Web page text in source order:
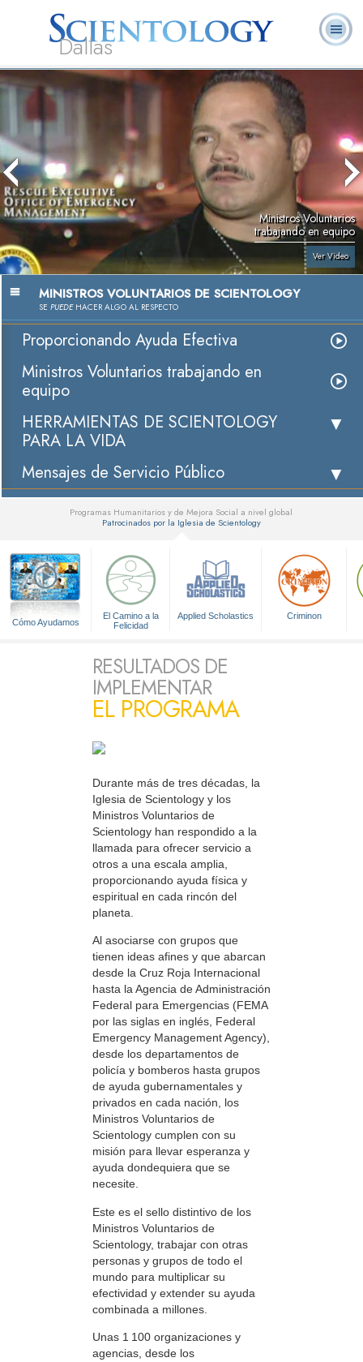
Dallas
Acerca de
Nosotros
L. Ronald
¿Qué es
Scientology?
Ministros
Voluntarios
Preguntas
Frecuentes
Ministros Voluntarios
trabajando en equipo
Ver Video
MINISTROS VOLUNTARIOS DE SCIENTOLOGY
SE PUEDEHACER ALGO AL RESPECTO
Proporcionando Ayuda Efectiva
Ministros Voluntarios trabajando en
equipo
HERRAMIENTAS DE SCIENTOLOGY
PARA LA VIDA
Mensajes de Servicio Público
Programas Humanitarios y de Mejora Social a nivel global
Patrocinados por la Iglesia de Scientology
Cómo Ayudamos
El Camino a la
Felicidad
Applied Scholastics Criminon
RESULTADOS DE
IMPLEMENTAR
EL PROGRAMA
Durante más de tres décadas, la
Iglesia de Scientology y los
Ministros Voluntarios de
Scientology han respondido a la
llamada para ofrecer servicio a
otros a una escala amplia,
proporcionando ayuda física y
espiritual en cada rincón del
planeta.
Al asociarse con grupos que
tienen ideas afines y que abarcan
desde la Cruz Roja Internacional
hasta la Agencia de Administración
Federal para Emergencias (FEMA
por las siglas en inglés, Federal
Emergency Management Agency),
desde los departamentos de
policía y bomberos hasta grupos
de ayuda gubernamentales y
privados en cada nación, los
Ministros Voluntarios de
Scientology cumplen con su
misión para llevar esperanza y
ayuda dondequiera que se
necesite.
Este es el sello distintivo de los
Ministros Voluntarios de
Scientology, trabajar con otras
personas y grupos de todo el
mundo para multiplicar su
efectividad y extender su ayuda
combinada a millones.
Unas 1 100 organizaciones y
agencias, desde los